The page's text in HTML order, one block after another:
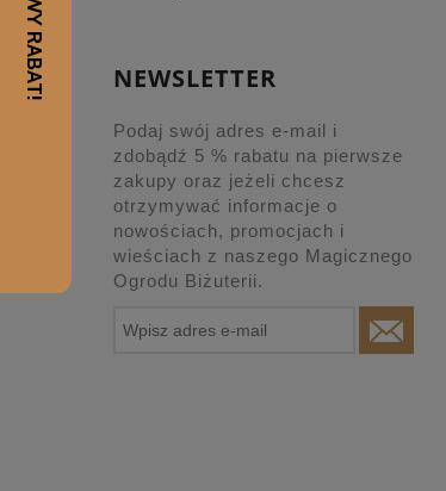
NEWSLETTER
Podaj swój adres e-mail i
zdobądź 5 % rabatu na pierwsze
zakupy oraz jeżeli chcesz
otrzymywać informacje o
nowościach, promocjach i
wieściach z naszego Magicznego
Ogrodu Biżuterii.